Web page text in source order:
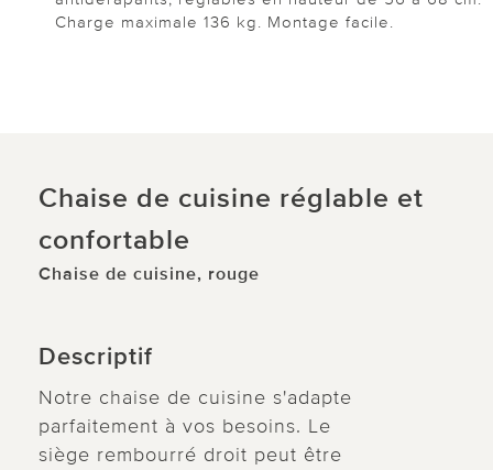
Charge maximale 136 kg. Montage facile.
Chaise de cuisine réglable et
confortable
Chaise de cuisine, rouge
Descriptif
Notre chaise de cuisine s'adapte
parfaitement à vos besoins. Le
siège rembourré droit peut être